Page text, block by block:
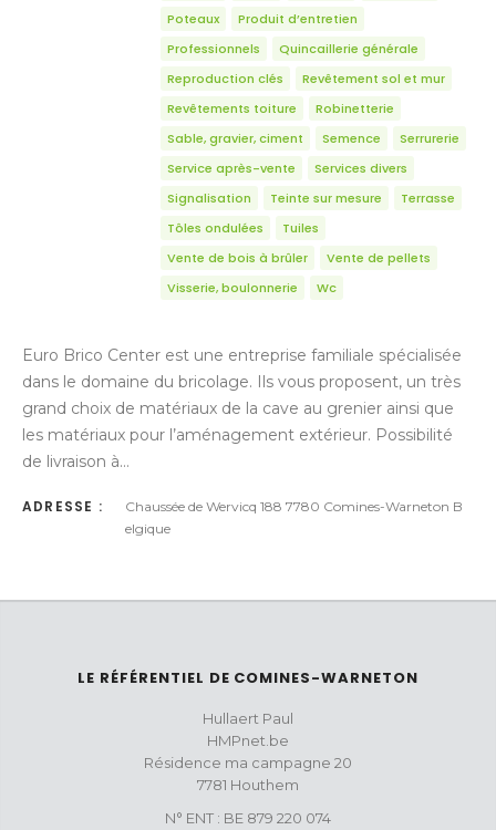
Poteaux
Produit d’entretien
Professionnels
Quincaillerie générale
Reproduction clés
Revêtement sol et mur
Revêtements toiture
Robinetterie
Sable, gravier, ciment
Semence
Serrurerie
Service après-vente
Services divers
Signalisation
Teinte sur mesure
Terrasse
Tôles ondulées
Tuiles
Vente de bois à brûler
Vente de pellets
Visserie, boulonnerie
Wc
Euro Brico Center est une entreprise familiale spécialisée
dans le domaine du bricolage. Ils vous proposent, un très
grand choix de matériaux de la cave au grenier ainsi que
les matériaux pour l’aménagement extérieur. Possibilité
de livraison à…
ADRESSE :
Chaussée de Wervicq 188 7780 Comines-Warneton B
elgique
LE RÉFÉRENTIEL DE COMINES-WARNETON
Hullaert Paul
HMPnet.be
Résidence ma campagne 20
7781 Houthem
N° ENT : BE 879 220 074